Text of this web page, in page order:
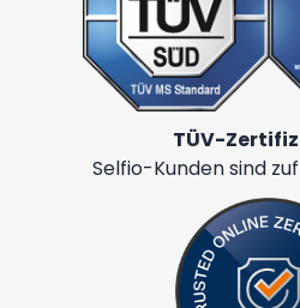
TÜV-
Selfio-Kunden sind